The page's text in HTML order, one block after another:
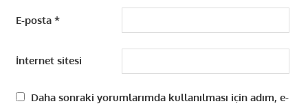
E-posta *
İnternet sitesi
Daha sonraki yorumlarımda kullanılması için adım, e-